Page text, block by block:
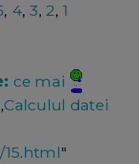
, 4,3, 2,1
ce mai
,Calculul datei
"